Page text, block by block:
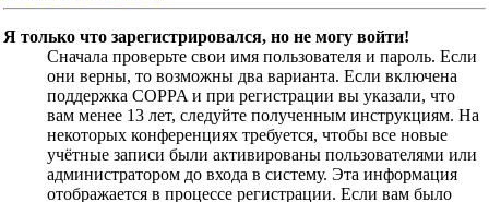
Я только что зарегистрировался, но не могу войти!
Сначала проверьте свои имя пользователя и пароль. Если
они верны, то возможны два варианта. Если включена
поддержка COPPA и при регистрации вы указали, что
вам менее 13 лет, следуйте полученным инструкциям. На
некоторых конференциях требуется, чтобы все новые
учётные записи были активированы пользователями или
администратором до входа в систему. Эта информация
отображается в процессе регистрации. Если вам было